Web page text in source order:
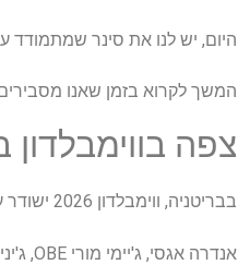
היום, יש לנו את סינר שמתמודד
המשך לקרוא בזמן שאנו מסבירים
צפה בווימבלדון
בבריטניה, ווימבלדון 2026 ישודר עבור